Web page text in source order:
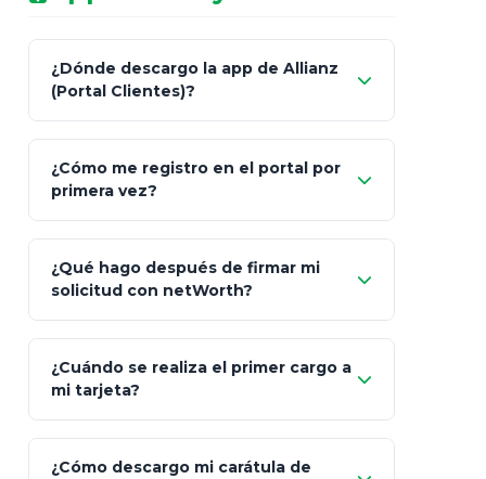
redes sociales.
Característica netWorth (Certificado)
Fiscalidad Estrategia Art. 151 / 93
¿Dónde descargo la app de Allianz
(Portal Clientes)?
Client"
App Store (iOS) Google Play
¿Cómo me registro en el portal por
primera vez?
Bienvenida
"¿Aún no tienes cuenta?
Regístrate"
¿Qué hago después de firmar mi
solicitud con netWorth?
¿Cuándo se realiza el primer cargo a
mi tarjeta?
¿Cómo descargo mi carátula de